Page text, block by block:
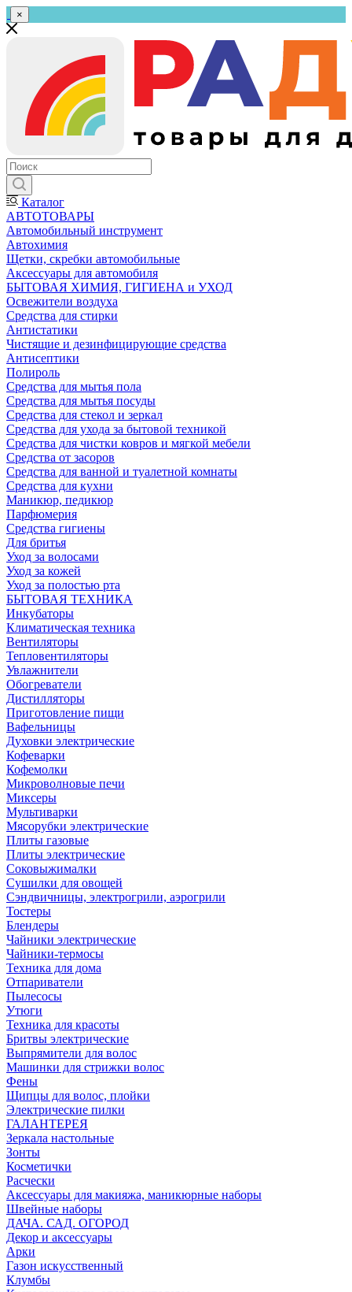
×
Каталог
АВТОТОВАРЫ
Автомобильный инструмент
Автохимия
Щетки, скребки автомобильные
Аксессуары для автомобиля
БЫТОВАЯ ХИМИЯ, ГИГИЕНА и УХОД
Освежители воздуха
Средства для стирки
Антистатики
Чистящие и дезинфицирующие средства
Антисептики
Полироль
Средства для мытья пола
Средства для мытья посуды
Средства для стекол и зеркал
Средства для ухода за бытовой техникой
Средства для чистки ковров и мягкой мебели
Средства от засоров
Средства для ванной и туалетной комнаты
Средства для кухни
Маникюр, педикюр
Парфюмерия
Средства гигиены
Для бритья
Уход за волосами
Уход за кожей
Уход за полостью рта
БЫТОВАЯ ТЕХНИКА
Инкубаторы
Климатическая техника
Вентиляторы
Тепловентиляторы
Увлажнители
Обогреватели
Дистилляторы
Приготовление пищи
Вафельницы
Духовки электрические
Кофеварки
Кофемолки
Микроволновые печи
Миксеры
Мультиварки
Мясорубки электрические
Плиты газовые
Плиты электрические
Соковыжималки
Сушилки для овощей
Сэндвичницы, электрогрили, аэрогрили
Тостеры
Блендеры
Чайники электрические
Чайники-термосы
Техника для дома
Отпариватели
Пылесосы
Утюги
Техника для красоты
Бритвы электрические
Выпрямители для волос
Машинки для стрижки волос
Фены
Щипцы для волос, плойки
Электрические пилки
ГАЛАНТЕРЕЯ
Зеркала настольные
Зонты
Косметички
Расчески
Аксессуары для макияжа, маникюрные наборы
Швейные наборы
ДАЧА. САД. ОГОРОД
Декор и аксессуары
Арки
Газон искусственный
Клумбы